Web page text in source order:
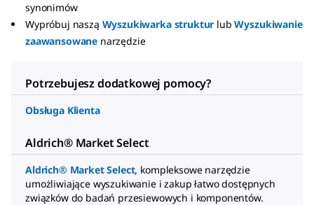
synonimów
Wypróbuj naszą Wyszukiwarka struktur lub Wyszukiwanie
zaawansowane narzędzie
Potrzebujesz dodatkowej pomocy?
Obsługa Klienta
Aldrich® Market Select
Aldrich® Market Select, kompleksowe narzędzie
umożliwiające wyszukiwanie i zakup łatwo dostępnych
związków do badań przesiewowych i komponentów.